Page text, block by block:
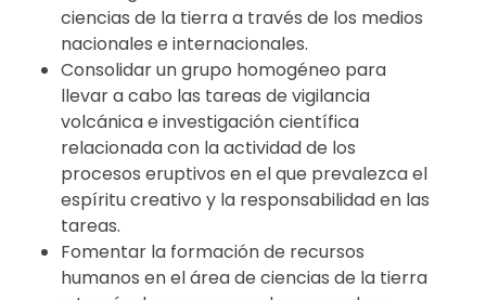
ciencias de la tierra a través de los medios
nacionales e internacionales.
Consolidar un grupo homogéneo para
llevar a cabo las tareas de vigilancia
volcánica e investigación científica
relacionada con la actividad de los
procesos eruptivos en el que prevalezca el
espíritu creativo y la responsabilidad en las
tareas.
Fomentar la formación de recursos
humanos en el área de ciencias de la tierra